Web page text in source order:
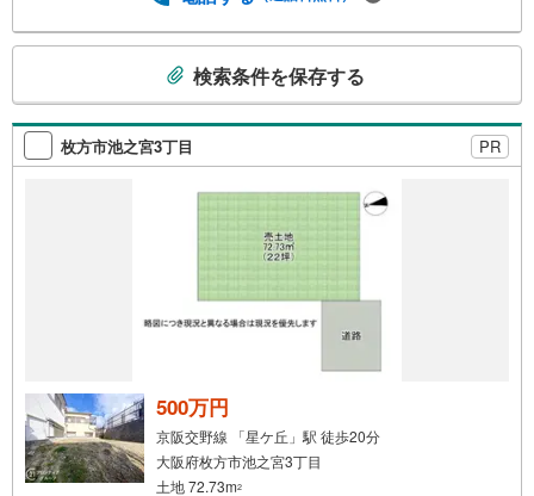
検
索
条
る
・
条
件
検索条件を保存する
枚方市池之宮3丁目 PR
500万円
京阪交野線 「星ケ丘」駅 徒歩20分
大阪府枚方市池之宮3丁目
土地 72.73m2